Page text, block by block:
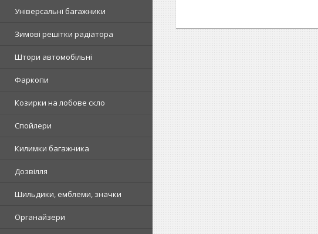
Універсальні багажники
Зимові решітки радіатора
Штори автомобільні
Фаркопи
Козирки на лобове скло
Спойлери
Килимки багажника
Дозвілля
Шильдики, емблеми, значки
Органайзери